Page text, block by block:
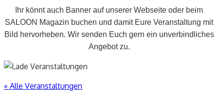
Ihr könnt auch Banner auf unserer Webseite oder beim
SALOON Magazin buchen und damit Eure Veranstaltung mit
Bild hervorheben. Wir senden Euch gern ein unverbindliches
Angebot zu.
« Alle Veranstaltungen